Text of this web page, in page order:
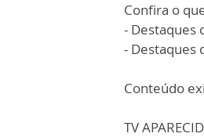
Confira o
- Destaques
- Destaques
Conteúdo
TV